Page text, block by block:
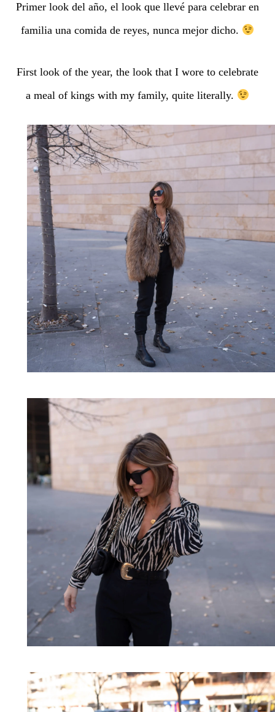
Primer look del año, el look que llevé para celebrar en
familia una comida de reyes, nunca mejor dicho.
First look of the year, the look that I wore to celebrate
a meal of kings with my family, quite literally.